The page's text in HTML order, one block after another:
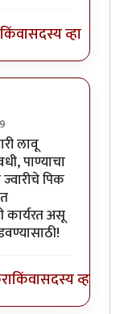
किंवासदस्य व्हा
तयार
लावू
पाण्याचा
पिक
कार्यरत असू
किंवासदस्य व्हा